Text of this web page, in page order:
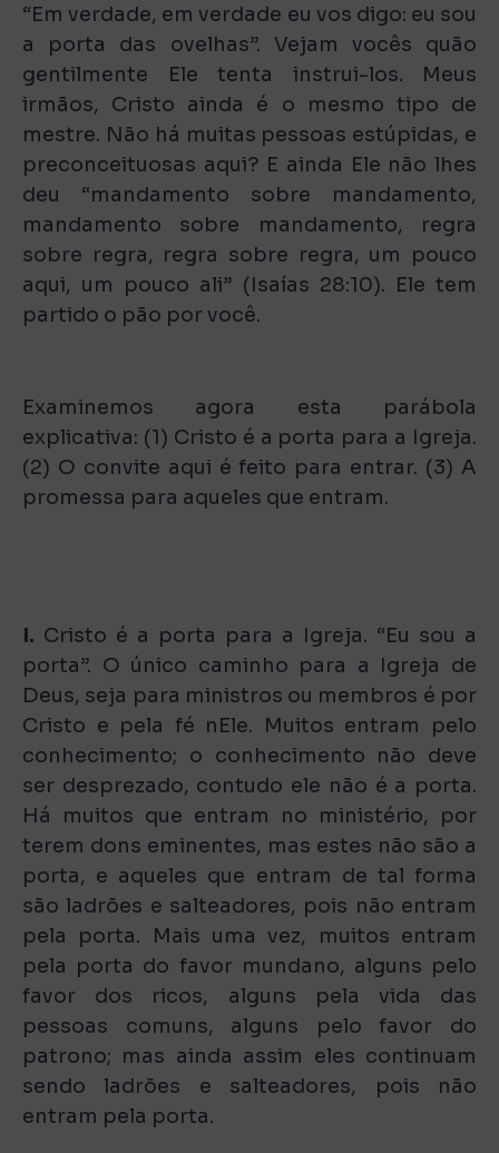
“Em verdade, em verdade eu vos digo: eu sou
a porta das ovelhas”. Vejam vocês quão
gentilmente Ele tenta instrui-los. Meus
irmãos, Cristo ainda é o mesmo tipo de
mestre. Não há muitas pessoas estúpidas, e
preconceituosas aqui? E ainda Ele não lhes
deu “mandamento sobre mandamento,
mandamento sobre mandamento, regra
sobre regra, regra sobre regra, um pouco
aqui, um pouco ali” (Isaías 28:10). Ele tem
partido o pão por você.
Examinemos agora esta parábola
explicativa: (1) Cristo é a porta para a Igreja.
(2) O convite aqui é feito para entrar. (3) A
promessa para aqueles que entram.
I. Cristo é a porta para a Igreja. “Eu sou a
porta”. O único caminho para a Igreja de
Deus, seja para ministros ou membros é por
Cristo e pela fé nEle. Muitos entram pelo
conhecimento; o conhecimento não deve
ser desprezado, contudo ele não é a porta.
Há muitos que entram no ministério, por
terem dons eminentes, mas estes não são a
porta, e aqueles que entram de tal forma
são ladrões e salteadores, pois não entram
pela porta. Mais uma vez, muitos entram
pela porta do favor mundano, alguns pelo
favor dos ricos, alguns pela vida das
pessoas comuns, alguns pelo favor do
patrono; mas ainda assim eles continuam
sendo ladrões e salteadores, pois não
entram pela porta.